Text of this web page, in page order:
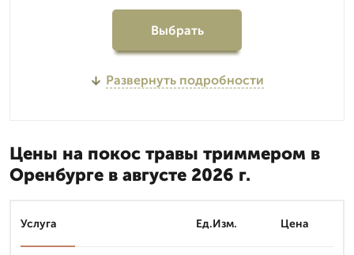
Выбрать
Развернуть подробности
Цены на покос травы триммером в
Оренбурге в августе 2026 г.
Услуга Ед.Изм. Цена